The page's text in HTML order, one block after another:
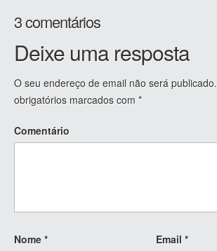
3 comentários
Deixe uma resposta
O seu endereço de email não será publicado.
obrigatórios marcados com *
Comentário
Nome * Email *